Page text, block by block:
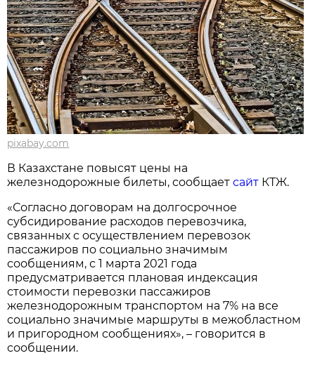
pixabay.com
В Казахстане повысят цены на
железнодорожные билеты, сообщаетсайт КТЖ.
«Согласно договорам на долгосрочное
субсидирование расходов перевозчика,
связанных с осуществлением перевозок
пассажиров по социально значимым
сообщениям, с 1 марта 2021 года
предусматривается плановая индексация
стоимости перевозки пассажиров
железнодорожным транспортом на 7% на все
социально значимые маршруты в межобластном
и пригородном сообщениях», – говорится в
сообщении.